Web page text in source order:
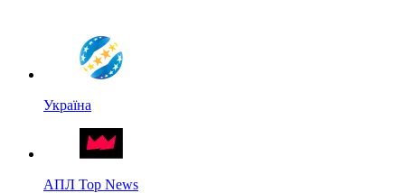
Україна
АПЛ Top News